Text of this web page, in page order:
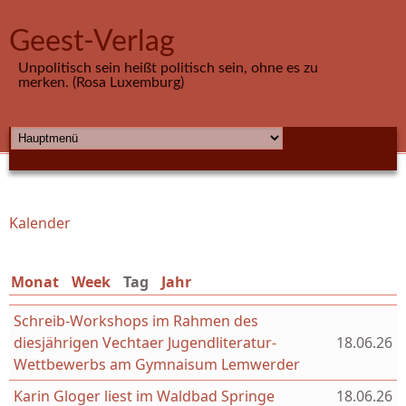
Geest-Verlag
Unpolitisch sein heißt politisch sein, ohne es zu
merken. (Rosa Luxemburg)
HAUPTMENÜ
Sie sind hier
Kalender
Monat Week Tag (aktiver Reiter)
Jahr
Schreib-Workshops im Rahmen des
diesjährigen Vechtaer Jugendliteratur-
Wettbewerbs am Gymnaisum Lemwerder
18.06.26
Karin Gloger liest im Waldbad Springe 18.06.26